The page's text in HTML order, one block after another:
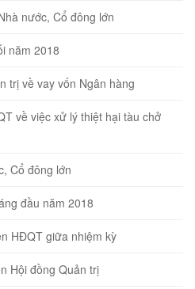
nước, Cổ đông lớn
năm 2018
trị về vay vốn Ngân hàng
về việc xử lý thiệt hại tàu chở
Cổ đông lớn
đầu năm 2018
HĐQT giữa nhiệm kỳ
Hội đồng Quản trị